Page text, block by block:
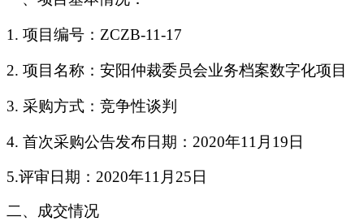
1. 项目编号： ZCZB-11-17
2. 项目名称：安阳仲裁委员会业务档案数字化项目
3. 采购方式：竞争性谈判
4. 首次采购公告发布日期： 2020年11月19日
5.评审日期：2020年11月25日
二、成交情况